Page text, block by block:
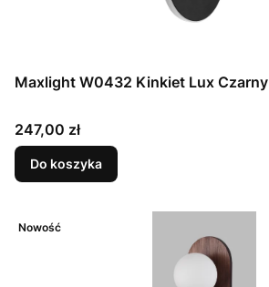
Maxlight W0432 Kinkiet Lux Czarny
Cena
247,00 zł
Do koszyka
Nowość